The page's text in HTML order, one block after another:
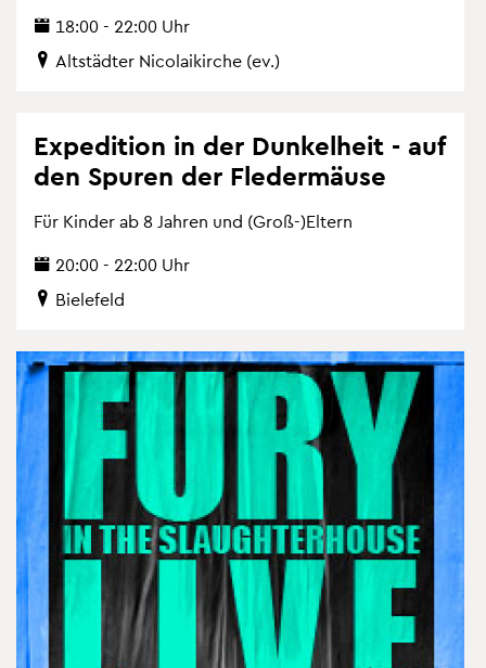
18:00 - 22:00 Uhr
Alt­städ­ter Ni­co­la­i­kir­che (ev.)
Ex­pe­di­ti­on in der Dun­kel­heit - auf
den Spu­ren der Fle­der­mäu­se
Für Kin­der ab 8 Jah­ren und (Groß-)El­tern
20:00 - 22:00 Uhr
Bie­le­feld